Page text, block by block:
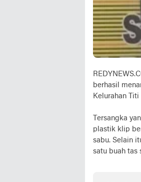
berhasil
Kelurahan
Tersangka
plastik klip
sabu. Selain
satu buah tas